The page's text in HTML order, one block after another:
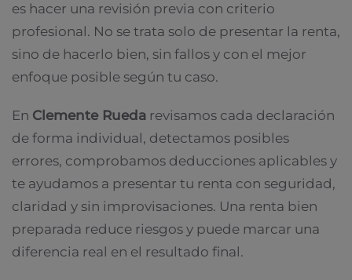
es hacer una revisión previa con criterio
profesional. No se trata solo de presentar la renta,
sino de hacerlo bien, sin fallos y con el mejor
enfoque posible según tu caso.
En Clemente Rueda revisamos cada declaración
de forma individual, detectamos posibles
errores, comprobamos deducciones aplicables y
te ayudamos a presentar tu renta con seguridad,
claridad y sin improvisaciones. Una renta bien
preparada reduce riesgos y puede marcar una
diferencia real en el resultado final.